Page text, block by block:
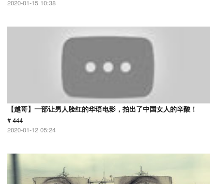
2020-01-15 10:38
【越哥】一部让男人脸红的华语电影，拍出了中国女人的辛酸！
# 444
2020-01-12 05:24